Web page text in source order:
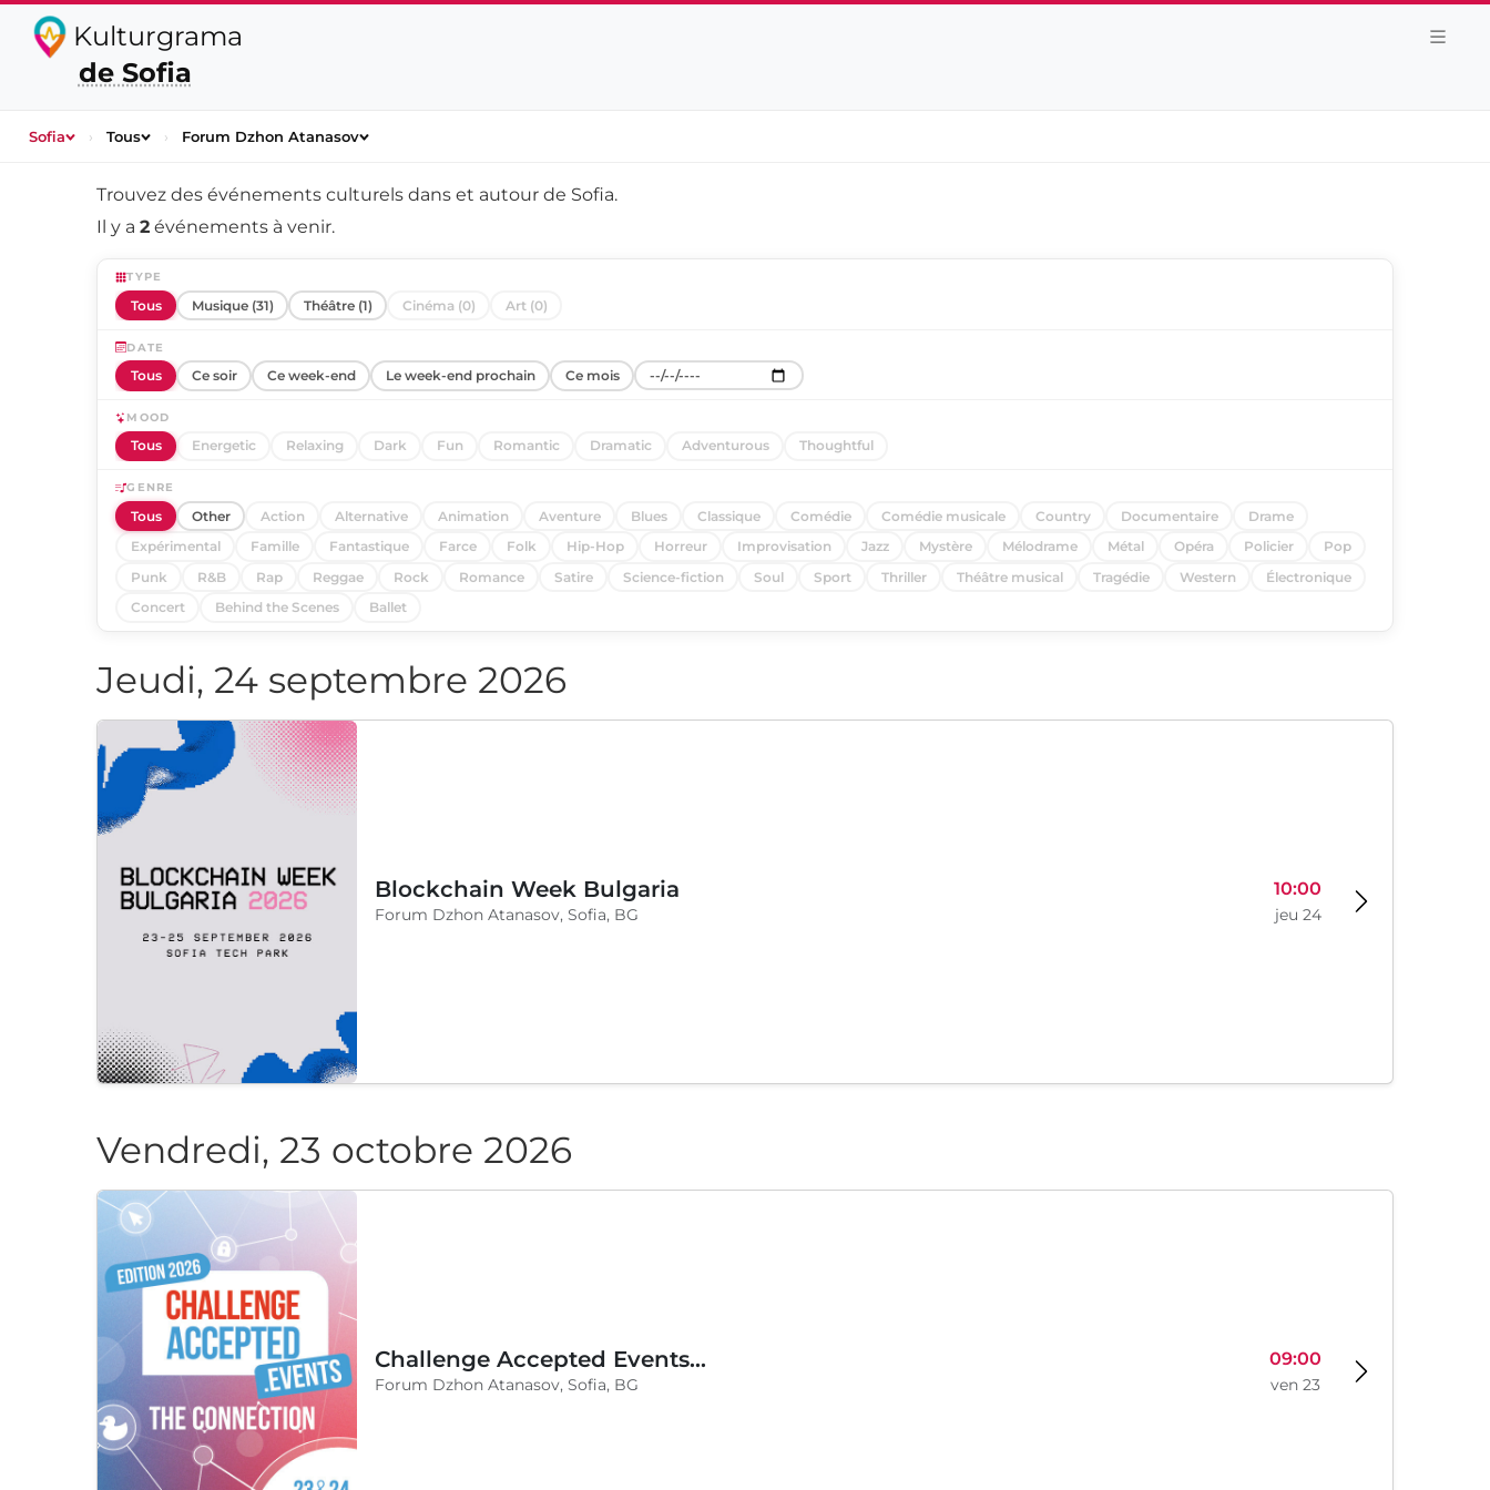
Kulturgrama
de Sofia
Sofia › Tous › Forum Dzhon Atanasov
Trouvez des événements culturels dans et autour de Sofia.
Il y a 2 événements à venir.
TYPE
Tous Musique (31) Théâtre (1) Cinéma (0) Art (0)
DATE
Tous Ce soir Ce week-end Le week-end prochain Ce mois
MOOD
Tous Energetic Relaxing Dark Fun Romantic Dramatic Adventurous Thoughtful
GENRE
Tous Other Action Alternative Animation Aventure Blues Classique Comédie Comédie musicale Country Documentaire
Drame
Expérimental
Famille Fantastique Farce Folk Hip-Hop Horreur Improvisation Jazz Mystère Mélodrame Métal Opéra Policier
Pop
Punk
R&B Rap Reggae Rock Romance Satire Science-fiction Soul Sport Thriller Théâtre musical Tragédie Western
Électronique
Concert
Behind the Scenes Ballet
Jeudi, 24 septembre 2026
Blockchain Week Bulgaria
Forum Dzhon Atanasov, Sofia, BG
10:00
jeu 24
Vendredi, 23 octobre 2026
Challenge Accepted Events 2026 - The Connection
Forum Dzhon Atanasov, Sofia, BG
09:00
ven 23